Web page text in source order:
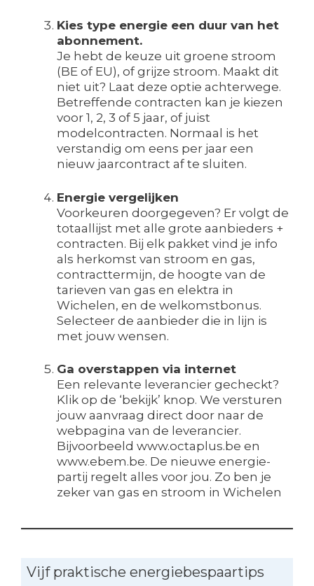
Kies type energie een duur van het
abonnement.
Je hebt de keuze uit groene stroom
(BE of EU), of grijze stroom. Maakt dit
niet uit? Laat deze optie achterwege.
Betreffende contracten kan je kiezen
voor 1, 2, 3 of 5 jaar, of juist
modelcontracten. Normaal is het
verstandig om eens per jaar een
nieuw jaarcontract af te sluiten.
Energie vergelijken
Voorkeuren doorgegeven? Er volgt de
totaallijst met alle grote aanbieders +
contracten. Bij elk pakket vind je info
als herkomst van stroom en gas,
contracttermijn, de hoogte van de
tarieven van gas en elektra in
Wichelen, en de welkomstbonus.
Selecteer de aanbieder die in lijn is
met jouw wensen.
Ga overstappen via internet
Een relevante leverancier gecheckt?
Klik op de ‘bekijk’ knop. We versturen
jouw aanvraag direct door naar de
webpagina van de leverancier.
Bijvoorbeeld www.octaplus.be en
www.ebem.be. De nieuwe energie-
partij regelt alles voor jou. Zo ben je
zeker van gas en stroom in Wichelen
Vijf praktische energiebespaartips